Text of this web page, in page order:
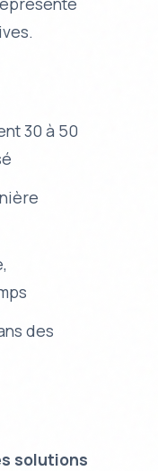
30 à 50
des
solutions